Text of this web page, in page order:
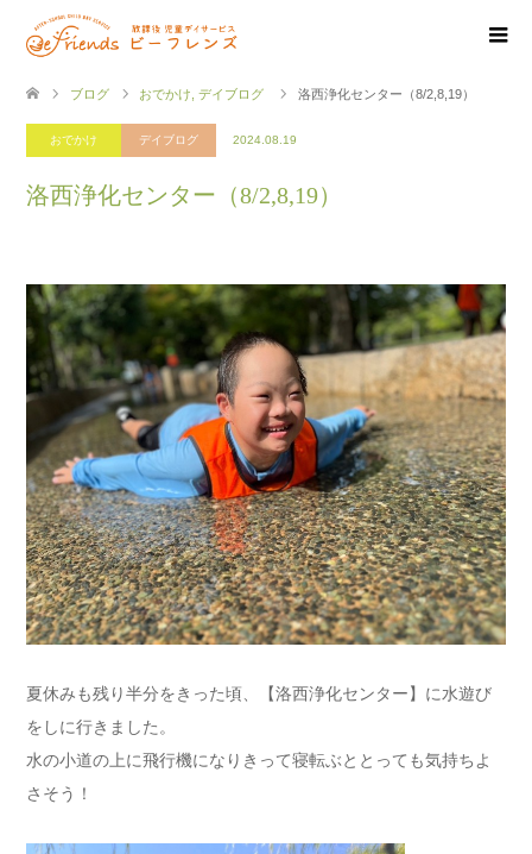
ブログ おでかけ デイブログ 洛西浄化センター（8/2,8,19）
おでかけ デイブログ 2024.08.19
洛西浄化センター（8/2,8,19）
夏休みも残り半分をきった頃、【洛西浄化センター】に水遊び
をしに行きました。
水の小道の上に飛行機になりきって寝転ぶととっても気持ちよ
さそう！